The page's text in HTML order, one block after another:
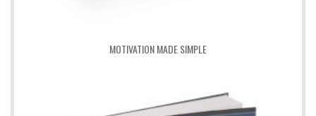
MOTIVATION MADE SIMPLE